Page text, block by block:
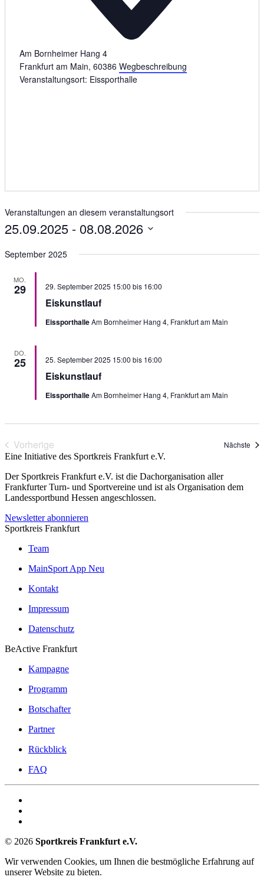
Am Bornheimer Hang 4
Frankfurt am Main, 60386 Wegbeschreibung
Veranstaltungsort: Eissporthalle
Veranstaltungen an diesem veranstaltungsort
25.09.2025 - 08.08.2026
wählen.
September 2025
MO.
29
Eiskunstlauf
29. September 2025 15:00 bis 16:00
EissporthalleAm Bornheimer Hang 4, Frankfurt am Main
DO.
25
Eiskunstlauf
25. September 2025 15:00 bis 16:00
EissporthalleAm Bornheimer Hang 4, Frankfurt am Main
Vorherige
Veranstaltungen
Nächste
Eine Initiative des Sportkreis Frankfurt e.V.
Der Sportkreis Frankfurt e.V. ist die Dachorganisation aller
Frankfurter Turn- und Sportvereine und ist als Organisation dem
Landessportbund Hessen angeschlossen.
Newsletter abonnieren
Sportkreis Frankfurt
Team
MainSport App Neu
Kontakt
Impressum
Datenschutz
BeActive Frankfurt
Kampagne
Programm
Botschafter
Partner
Rückblick
FAQ
© 2026 Sportkreis Frankfurt e.V.
Wir verwenden Cookies, um Ihnen die bestmögliche Erfahrung auf
unserer Website zu bieten.